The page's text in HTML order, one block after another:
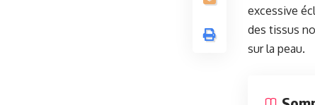
excessive
des tissus
sur la peau.